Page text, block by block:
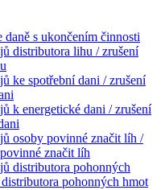
daně s ukončením činnosti
distributora lihu / zrušení
ke spotřební dani / zrušení
k energetické dani / zrušení
osoby povinné značit líh /
značit líh
distributora pohonných
pohonných hmot